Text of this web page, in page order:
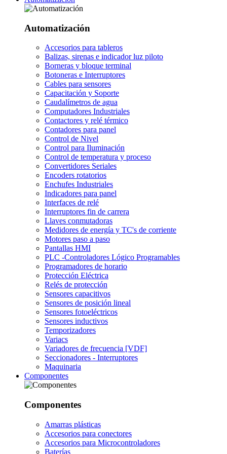
Automatización
Accesorios para tableros
Balizas, sirenas e indicador luz piloto
Borneras y bloque terminal
Botoneras e Interruptores
Cables para sensores
Capacitación y Soporte
Caudalímetros de agua
Computadores Industriales
Contactores y relé térmico
Contadores para panel
Control de Nivel
Control para Iluminación
Control de temperatura y proceso
Convertidores Seriales
Encoders rotatorios
Enchufes Industriales
Indicadores para panel
Interfaces de relé
Interruptores fin de carrera
Llaves conmutadoras
Medidores de energía y TC's de corriente
Motores paso a paso
Pantallas HMI
PLC -Controladores Lógico Programables
Programadores de horario
Protección Eléctrica
Relés de protección
Sensores capacitivos
Sensores de posición lineal
Sensores fotoeléctricos
Sensores inductivos
Temporizadores
Variacs
Variadores de frecuencia [VDF]
Seccionadores - Interruptores
Maquinaria
Componentes
Componentes
Amarras plásticas
Accesorios para conectores
Accesorios para Microcontroladores
Baterías